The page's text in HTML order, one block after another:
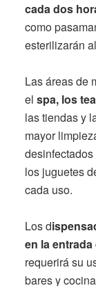
cada dos
como
esterilizarán
Las áreas de
el spa, los
las tiendas y
mayor
los juguetes
cada uso.
Los d
en la
requerirá su
bares y